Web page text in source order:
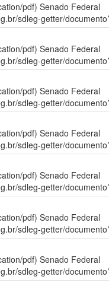
pdf) Senado Federal
sdleg-getter/
pdf) Senado Federal
sdleg-getter/
pdf) Senado Federal
sdleg-getter/
pdf) Senado Federal
sdleg-getter/
pdf) Senado Federal
sdleg-getter/
pdf) Senado Federal
sdleg-getter/
pdf) Senado Federal
sdleg-getter/